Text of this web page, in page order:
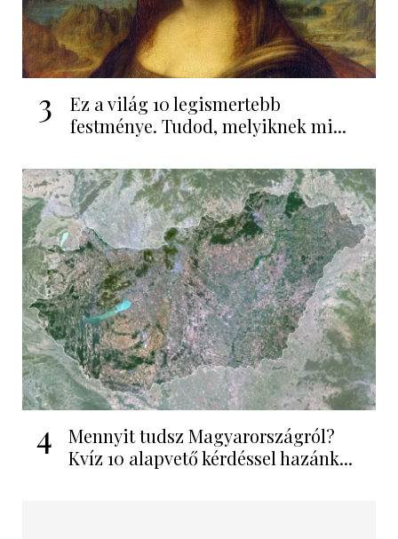
3
Ez a világ 10 legismertebb
festménye. Tudod, melyiknek mi...
4
Mennyit tudsz Magyarországról?
Kvíz 10 alapvető kérdéssel hazánk...